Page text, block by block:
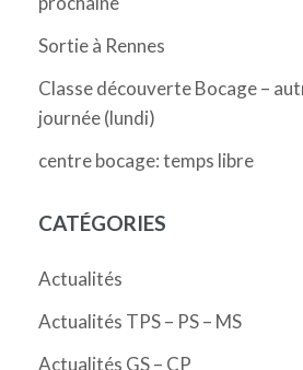
Sortie à Rennes
Classe découverte Bocage –
journée (lundi)
centre bocage: temps libre
CATÉGORIES
Actualités
Actualités TPS – PS – MS
Actualités GS – CP